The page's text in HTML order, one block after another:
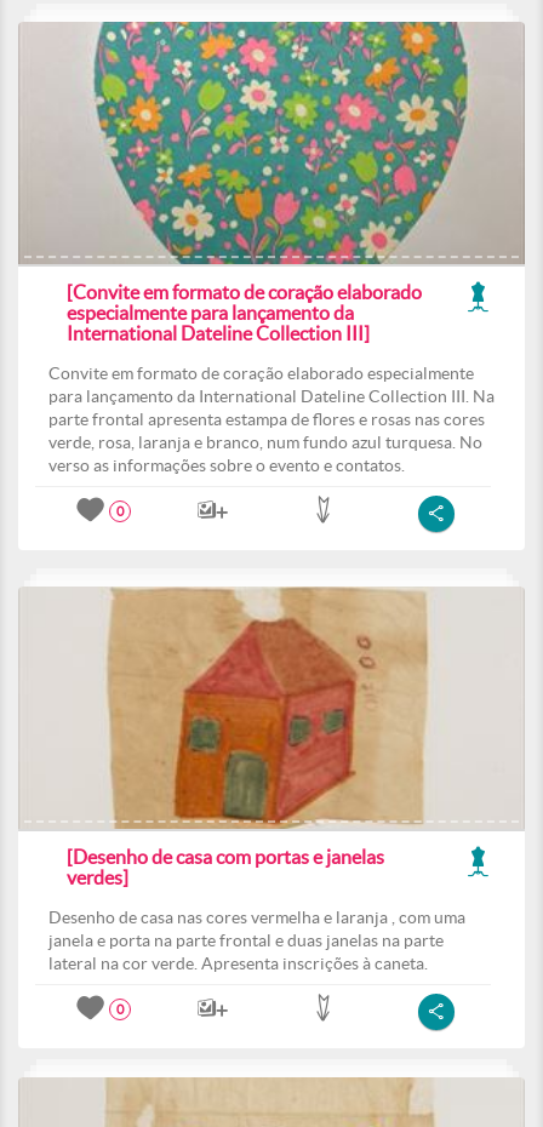
[Convite em formato de coração elaborado
especialmente para lançamento da
International Dateline Collection III]
Convite em formato de coração elaborado especialmente
para lançamento da International Dateline Collection III. Na
parte frontal apresenta estampa de flores e rosas nas cores
verde, rosa, laranja e branco, num fundo azul turquesa. No
verso as informações sobre o evento e contatos.
0
[Desenho de casa com portas e janelas
verdes]
Desenho de casa nas cores vermelha e laranja , com uma
janela e porta na parte frontal e duas janelas na parte
lateral na cor verde. Apresenta inscrições à caneta.
0